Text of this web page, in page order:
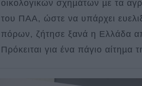
οικολογικών σχηµάτων µε τα
του ΠΑΑ, ώστε να υπάρχει
πόρων, ζήτησε ξανά η Ελλάδα
Πρόκειται για ένα πάγιο αίτηµα